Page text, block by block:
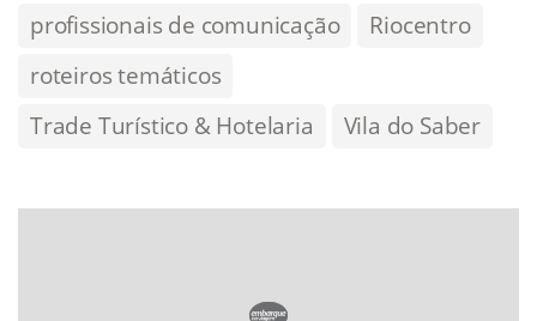
profissionais de comunicação
Riocentro
roteiros temáticos
Trade Turístico & Hotelaria
Vila do Saber